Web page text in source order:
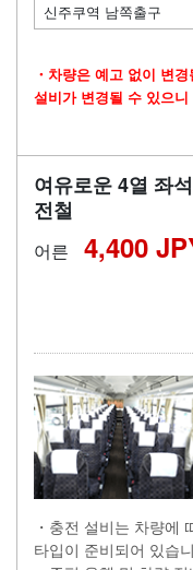
신주쿠역 남쪽출구
・차량은 예고 없이 변
설비가 변경될 수 있으
여유로운 4열 좌
전철
어른 4,400
・충전 설비는 차량에
타입이 준비되어 있습